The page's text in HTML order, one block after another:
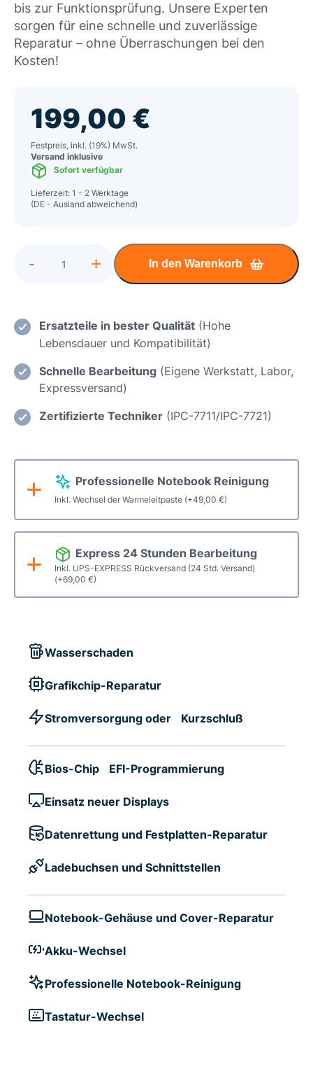
bis zur Funktionsprüfung. Unsere Experten
sorgen für eine schnelle und zuverlässige
Reparatur – ohne Überraschungen bei den
Kosten!
199,00 €
Festpreis, inkl. (19%) MwSt.
Versand inklusive
Sofort verfügbar
Lieferzeit: 1 - 2 Werktage
(DE - Ausland abweichend)
Professionelle Notebook Reinigung
Inkl. Wechsel der Warmeleitpaste (+49,00 €)
Express 24 Stunden Bearbeitung
Inkl. UPS-EXPRESS Rückversand (24 Std. Versand)
(+69,00 €)
HP
Einsatz
eines
Displays
/
Displaywechsel
- + In den Warenkorb
Ersatzteile in bester Qualität (Hohe
Lebensdauer und Kompatibilität)
Schnelle Bearbeitung (Eigene Werkstatt, Labor,
Expressversand)
Zertifizierte Techniker (IPC-7711/IPC-7721)
Wasserschaden
Grafikchip-Reparatur
Stromversorgung oder Kurzschluß
Bios-Chip EFI-Programmierung
Einsatz neuer Displays
Datenrettung und Festplatten-Reparatur
Ladebuchsen und Schnittstellen
Notebook-Gehäuse und Cover-Reparatur
Akku-Wechsel
Professionelle Notebook-Reinigung
Tastatur-Wechsel